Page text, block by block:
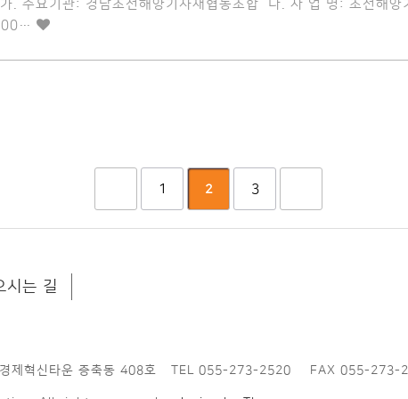
. 수요기관: 경남조선해양기자재협동조합 나. 사 업 명: 조선해양
1 2 3
시는 길
제혁신타운 증축동 408호 TEL 055-273-2520 FAX 055-273-